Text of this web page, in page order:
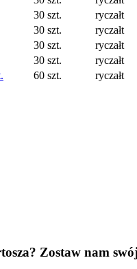
30 szt. ryczałt
30 szt. ryczałt
30 szt. ryczałt
30 szt. ryczałt
60 szt. ryczałt
Zostaw nam